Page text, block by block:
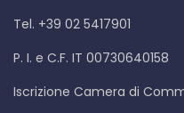
Tel. +39 02 5417901
P. I. e C.F. IT 00730640158
Iscrizione Camera di